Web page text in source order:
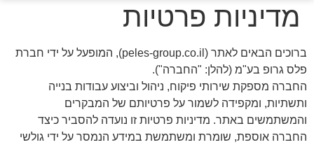
מדיניות פרטיות
ברוכים הבאים לאתר (peles-group.co.il), המופעל על ידי חברת
פלס גרופ בע"מ (להלן: "החברה").
החברה מספקת שירותי פיקוח, ניהול וביצוע עבודות בנייה
ותשתיות, ומקפידה לשמור על פרטיותם של המבקרים
והמשתמשים באתר. מדיניות פרטיות זו נועדה להסביר כיצד
החברה אוספת, שומרת ומשתמשת במידע הנמסר על ידי גולשי